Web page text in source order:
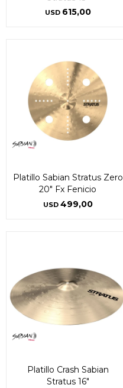
USD 615,00
Platillo Sabian Stratus Zero
20" Fx Fenicio
USD 499,00
Platillo Crash Sabian
Stratus 16"